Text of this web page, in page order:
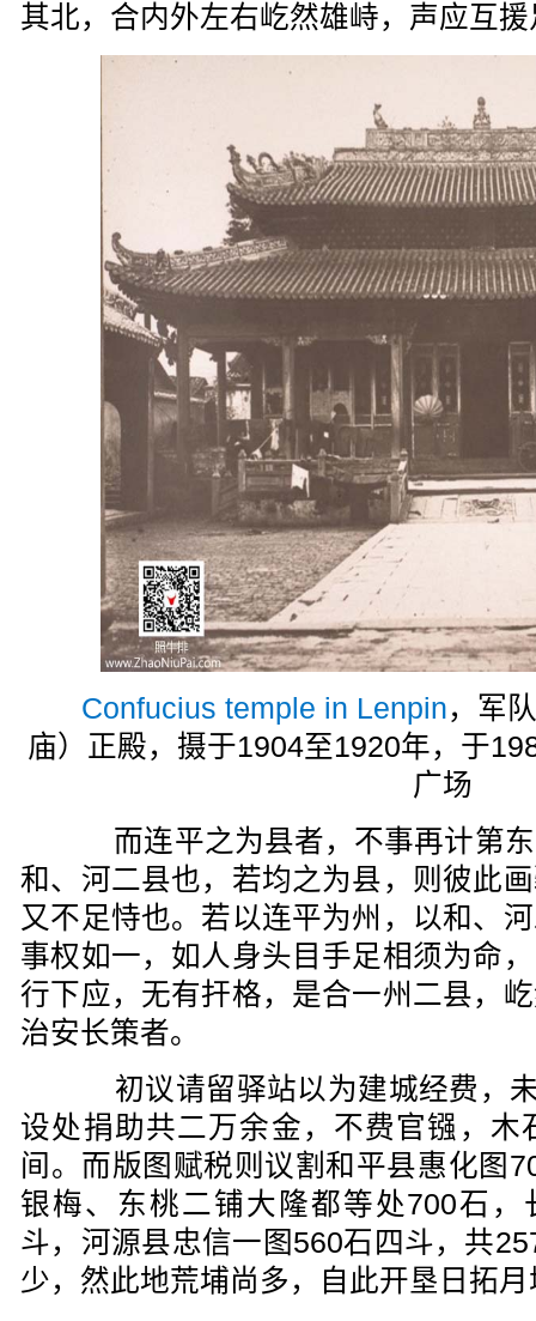
其北，合内外左右屹然雄峙，声应互
Confucius temple in Lenpin，军
庙）正殿，摄于1904至1920年，于
广场
而连平之为县者，不事再计第东
和、河二县也，若均之为县，则彼此
又不足恃也。若以连平为州，以和、
事权如一，如人身头目手足相须为命
行下应，无有扞格，是合一州二县，
治安长策者。
初议请留驿站以为建城经费，未
设处捐助共二万余金，不费官镪，木
间。而版图赋税则议割和平县惠化图
银梅、东桃二铺大隆都等处700石
斗，河源县忠信一图560石四斗，共
少，然此地荒埔尚多，自此开垦日拓